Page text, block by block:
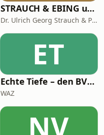
STRAUCH & EBING ungeskriptet
Dr. Ulrich Georg Strauch & Prof. Dr. Jens Ebing
ET
Echte Tiefe – den BVB verstehen
WAZ
NV